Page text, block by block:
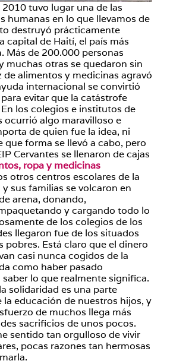
tuvo lugar una de las
humanas en lo que llevamos de
destruyó prácticamente
capital de Haití, el país más
Más de 200.000 personas
muchas otras se quedaron sin
de alimentos y medicinas agravó
internacional se convirtió
evitar que la catástrofe
los colegios e institutos de
ocurrió algo maravilloso e
de quien fue la idea, ni
que forma se llevó a cabo, pero
Cervantes se llenaron de cajas
ropa y medicinas
otros centros escolares de la
sus familias se volcaron en
arena, donando,
y cargando todo lo
de los colegios de los
llegaron fue de los situados
pobres. Está claro que el dinero
casi nunca cogidos de la
como haber pasado
saber lo que realmente significa.
solidaridad es una parte
la educación de nuestros hijos, y
de muchos llega más
sacrificios de unos pocos.
sentido tan orgulloso de vivir
pocas razones tan hermosas